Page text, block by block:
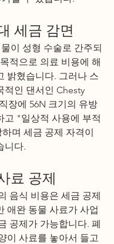
세금 감면
이 성형 수술로 간주되
적으로 의료 비용에 해
밝혔습니다. 그러나 스
적인 댄서인 Chesty
장에 56N 크기의 유방
고 "일상적 사용에 부적
며 세금 공제 자격이
니다.
료 공제
음식 비용은 세금 공제
애완 동물 사료가 사업
공제가 가능합니다. 폐
이 사료를 놓아서 들고